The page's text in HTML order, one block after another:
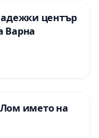
център
Варна
Лом името на